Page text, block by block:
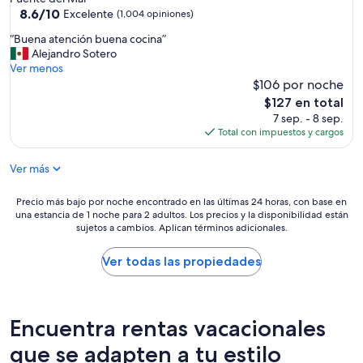
4.0
8.6
10,
Excelente,
(1,004
8.6/10 Excelente (1,004 opiniones)
“
B
u
t
n
o
i
“Buena atención buena cocina”
Alejandro Sotero
Ver menos
$106 por noche
El
precio
actual
es
$127 en total
7 sep. - 8 sep.
Total con impuestos y cargos
Ver más
Precio
más
últimas
24
horas,
Precio más bajo por noche encontrado en las últimas 24 horas, con base en
una estancia de 1 noche para 2 adultos. Los precios y la disponibilidad están
sujetos a cambios. Aplican términos adicionales.
Ver todas las propiedades
Encuentra rentas vacacionales
que se adapten a tu estilo